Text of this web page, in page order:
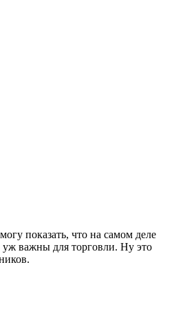
показать, что на самом деле
важны для торговли. Ну это